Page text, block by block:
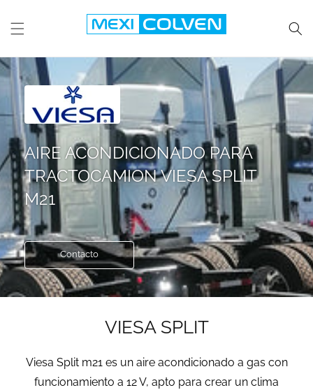
AIRE ACONDICIONADO PARA
TRACTOCAMION VIESA SPLIT
M21
Contacto
VIESA SPLIT
Viesa Split m21 es un aire acondicionado a gas con
funcionamiento a 12 V, apto para crear un clima